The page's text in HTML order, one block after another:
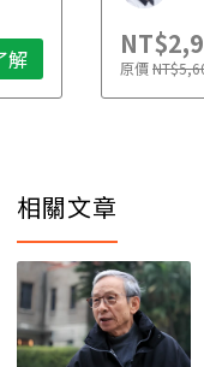
解 原價
相關文章